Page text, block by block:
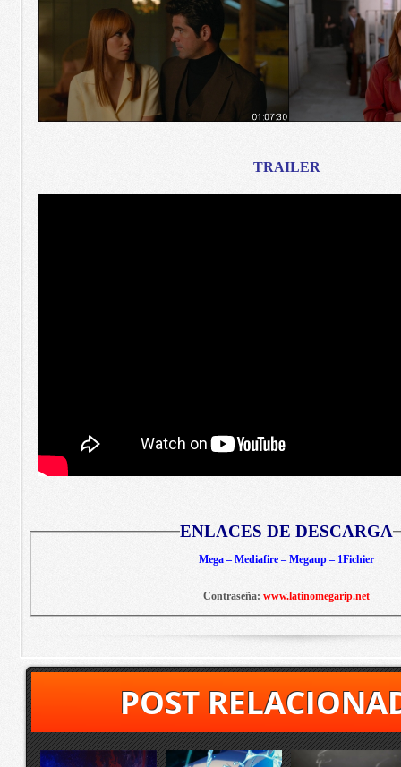
TRAILER
ENLACES DE DESCARGA
Mega – Mediafire – Megaup – 1Fichier
Contraseña: www.latinomegarip.net
POST